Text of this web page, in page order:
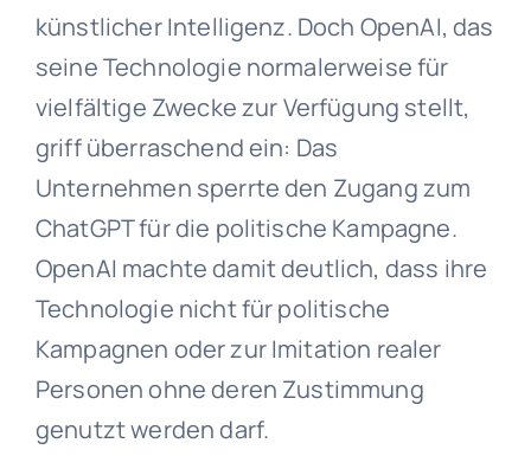
künstlicher Intelligenz. Doch OpenAI, das
seine Technologie normalerweise für
vielfältige Zwecke zur Verfügung stellt,
griff überraschend ein: Das
Unternehmen sperrte den Zugang zum
ChatGPT für die politische Kampagne.
OpenAI machte damit deutlich, dass ihre
Technologie nicht für politische
Kampagnen oder zur Imitation realer
Personen ohne deren Zustimmung
genutzt werden darf.